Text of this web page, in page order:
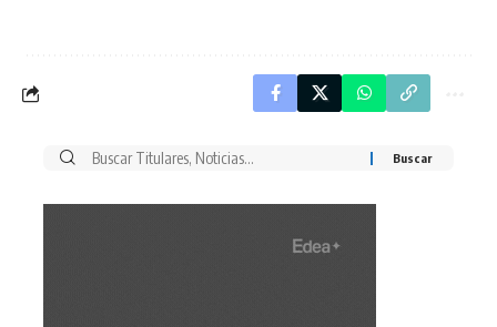
Buscar